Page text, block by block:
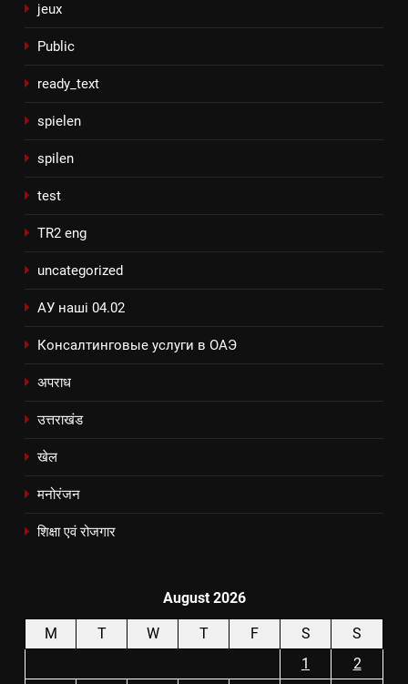
jeux
Public
ready_text
spielen
spilen
test
TR2 eng
uncategorized
АУ наші 04.02
Консалтинговые услуги в ОАЭ
अपराध
उत्तराखंड
खेल
मनोरंजन
शिक्षा एवं रोजगार
August 2026
M T W T F S
S
1
2